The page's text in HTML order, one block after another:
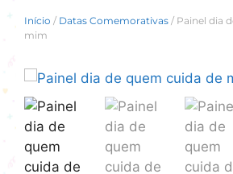
Início / Datas Comemorativas / Painel dia
mim